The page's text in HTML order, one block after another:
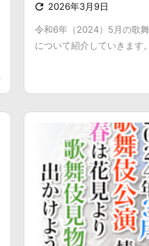
 2026年3月9日
令和6年（2024）5月の歌
について紹介していきます